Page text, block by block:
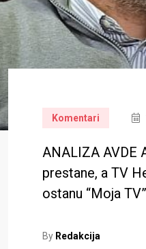
Komentari
ANALIZA AVDE
prestane, a TV
ostanu “Moja
By Redakcija